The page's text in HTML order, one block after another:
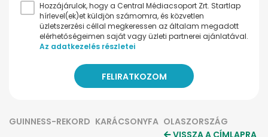
Hozzájárulok, hogy a Central Médiacsoport Zrt. Startlap
hírlevel(ek)et küldjön számomra, és közvetlen
üzletszerzési céllal megkeressen az általam megadott
elérhetőségeimen saját vagy üzleti partnerei ajánlatával.
Az adatkezelés részletei
GUINNESS-REKORD KARÁCSONYFA OLASZORSZÁG